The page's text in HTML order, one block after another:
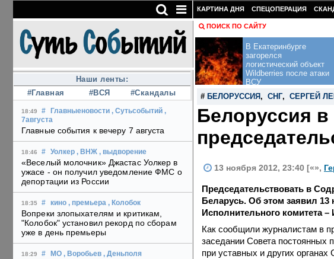
Наши ленты:
#Главная
#ВСЯ #Скандалы
18:49 # Главныеновости , Сутьсобытий ,
7августа
Главные события к вечеру 7 августа
18:46 # Уолкер , ВНЖ , выдворение
«Веселый молочник» Джастас Уолкер в
ужасе - он получил уведомление ФМС о
депортации из России
18:35 # кино , премьера , Колобок
Вопреки злопыхателям и критикам,
"Колобок" установил рекорд по сборам
уже в день премьеры
18:29 # МО , Воробьев , Деньполя
КАРТИНА ДНЯ СПЕЦОПЕРАЦИЯ
ПОИСК ПО САЙТУ
В Екатеринбурге
загорелся
логистический объект
Wildberries после атаки
ВСУ
# БЕЛОРУССИЯ , СНГ, СЕРГЕЙ
Белоруссия в
13 ноября 2012, 23:40 [«»,
Председательствовать в
Беларусь. Об этом заявил
Исполнительного комитета
Как сообщили журналистам в
заседании Совета постоянных
при уставных и других